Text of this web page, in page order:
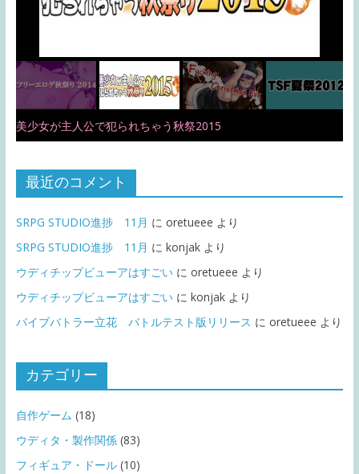
美少女が主人公で犯られちゃう秋祭2015
最近のコメント
SRPG STUDIO進捗 11月 に oretueee より
SRPG STUDIO進捗 11月 に konjakより
ウディチップビューアはすごいに oretueee より
ウディチップビューアはすごいに konjakより
バイブバトラー立花 バトルテスト版リリース に oretueee より
カテゴリー
自作ゲーム (18)
ウディタ・製作関係(83)
フィギュア・ドール(10)